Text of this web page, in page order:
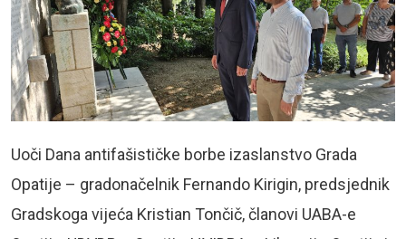
Uoči Dana antifašističke borbe izaslanstvo Grada
Opatije – gradonačelnik Fernando Kirigin, predsjednik
Gradskoga vijeća Kristian Tončič, članovi UABA-e